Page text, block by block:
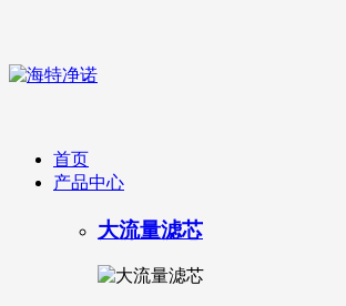
首页
产品中心
大流量滤芯